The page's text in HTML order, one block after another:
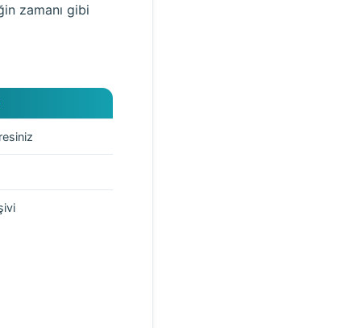
zamanı gibi